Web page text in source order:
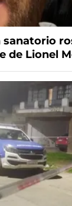
sanatorio
de Lionel